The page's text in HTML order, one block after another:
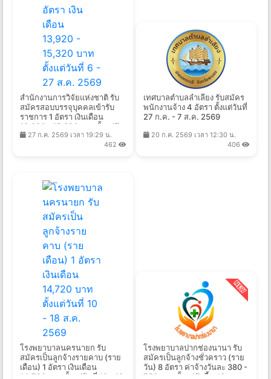
สำนักงานการวิจัยแห่งชาติ รับ
สมัครสอบบรรจุบุคคลเข้ารับ
ราชการ 1 อัตรา เงินเดือน
13,920 - 15,320 บาท ตั้งแต่วัน
ที่ 6 - 27 ส.ค. 2569
27 ก.ค. 2569 เวลา 19:29 น.
462
เทศบาลตำบลลำเลียง รับสมัคร
พนักงานจ้าง 4 อัตรา ตั้งแต่วันที่
27 ก.ค. - 7 ส.ค. 2569
20 ก.ค. 2569 เวลา 12:30 น.
406
โรงพยาบาลนครนายก รับ
สมัครเป็นลูกจ้างรายคาบ (ราย
เดือน) 1 อัตรา เงินเดือน
14,720 บาท ตั้งแต่วันที่ 10 - 18
โรงพยาบาลปากช่องนานา รับ
สมัครเป็นลูกจ้างชั่วคราว (ราย
วัน) 8 อัตรา ค่าจ้างวันละ 380 -
750 บาท ตั้งแต่บัดนี้ - 18 ส.ค.